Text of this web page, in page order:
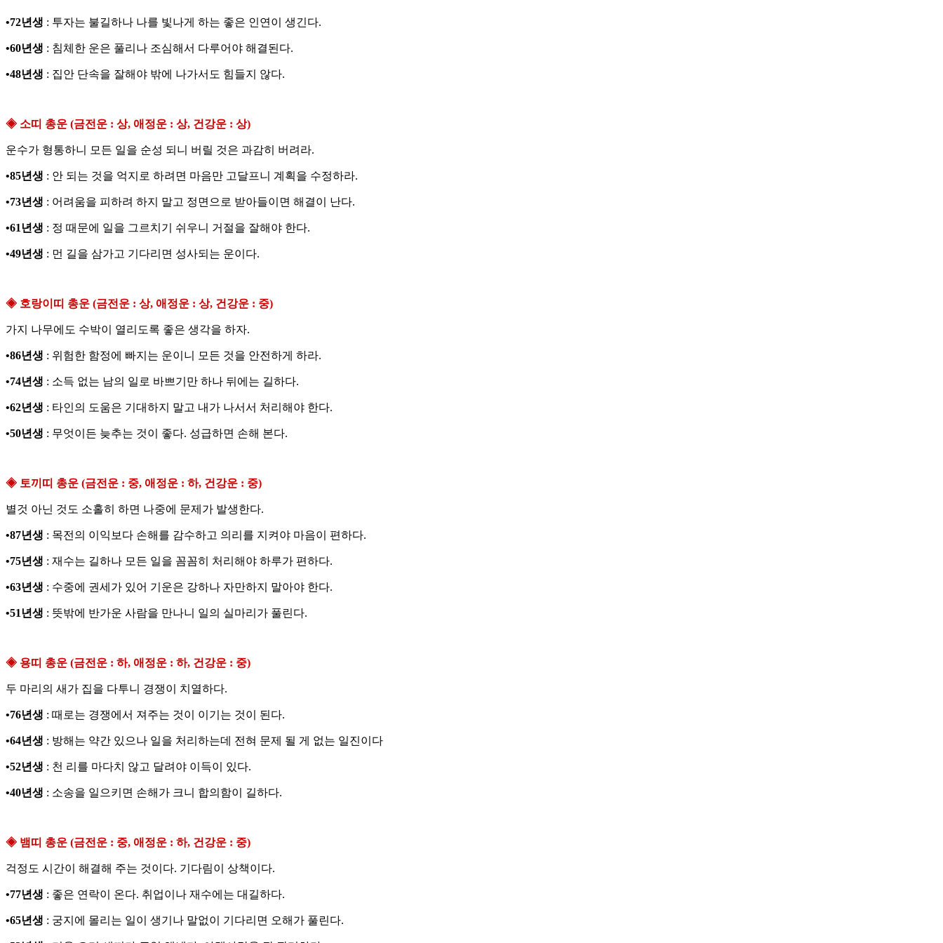
•72년생 : 투자는 불길하나 나를 빛나게 하는 좋은 인연이 생긴다.
•60년생 : 침체한 운은 풀리나 조심해서 다루어야 해결된다.
•48년생 : 집안 단속을 잘해야 밖에 나가서도 힘들지 않다.
◈ 소띠 총운 (금전운 : 상, 애정운 : 상, 건강운 : 상)
운수가 형통하니 모든 일을 순성 되니 버릴 것은 과감히 버려라.
•85년생 : 안 되는 것을 억지로 하려면 마음만 고달프니 계획을 수정하라.
•73년생 : 어려움을 피하려 하지 말고 정면으로 받아들이면 해결이 난다.
•61년생 : 정 때문에 일을 그르치기 쉬우니 거절을 잘해야 한다.
•49년생 : 먼 길을 삼가고 기다리면 성사되는 운이다.
◈ 호랑이띠 총운 (금전운 : 상, 애정운 : 상, 건강운 : 중)
가지 나무에도 수박이 열리도록 좋은 생각을 하자.
•86년생 : 위험한 함정에 빠지는 운이니 모든 것을 안전하게 하라.
•74년생 : 소득 없는 남의 일로 바쁘기만 하나 뒤에는 길하다.
•62년생 : 타인의 도움은 기대하지 말고 내가 나서서 처리해야 한다.
•50년생 : 무엇이든 늦추는 것이 좋다. 성급하면 손해 본다.
◈ 토끼띠 총운 (금전운 : 중, 애정운 : 하, 건강운 : 중)
별것 아닌 것도 소홀히 하면 나중에 문제가 발생한다.
•87년생 : 목전의 이익보다 손해를 감수하고 의리를 지켜야 마음이 편하다.
•75년생 : 재수는 길하나 모든 일을 꼼꼼히 처리해야 하루가 편하다.
•63년생 : 수중에 권세가 있어 기운은 강하나 자만하지 말아야 한다.
•51년생 : 뜻밖에 반가운 사람을 만나니 일의 실마리가 풀린다.
◈ 용띠 총운 (금전운 : 하, 애정운 : 하, 건강운 : 중)
두 마리의 새가 집을 다투니 경쟁이 치열하다.
•76년생 : 때로는 경쟁에서 져주는 것이 이기는 것이 된다.
•64년생 : 방해는 약간 있으나 일을 처리하는데 전혀 문제 될 게 없는 일진이다
•52년생 : 천 리를 마다치 않고 달려야 이득이 있다.
•40년생 : 소송을 일으키면 손해가 크니 합의함이 길하다.
◈ 뱀띠 총운 (금전운 : 중, 애정운 : 하, 건강운 : 중)
걱정도 시간이 해결해 주는 것이다. 기다림이 상책이다.
•77년생 : 좋은 연락이 온다. 취업이나 재수에는 대길하다.
•65년생 : 궁지에 몰리는 일이 생기나 말없이 기다리면 오해가 풀린다.